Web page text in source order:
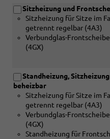
Sitzheizung und
Sitzheizung für Sitze im
getrennt regelbar (4A3)
Verbundglas-
(4GX)
Standheizung,
beheizbar
Sitzheizung für Sitze im
getrennt regelbar (4A3)
Verbundglas-
(4GX)
Standheizung für